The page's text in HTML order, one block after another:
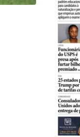
HISTÓRICO
Açaí é
21/01/2026